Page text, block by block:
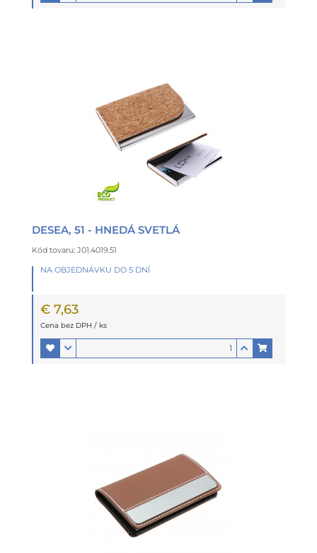
DESEA, 51 - HNEDÁ SVETLÁ
Kód tovaru: J01.4019.51
NA OBJEDNÁVKU DO 5 DNÍ
€ 7,63
Cena bez DPH / ks